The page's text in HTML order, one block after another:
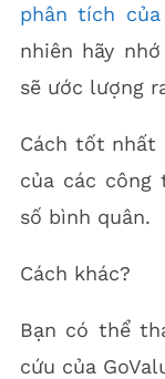
phân tích
nhiên hãy
sẽ ước lượng
Cách tốt nhất
của các công
số bình quân.
Cách khác?
Bạn có thể
cứu của